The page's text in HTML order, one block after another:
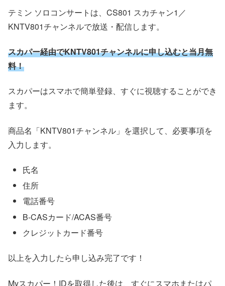
テミン ソロコンサートは、CS801 スカチャン1／
KNTV801チャンネルで放送・配信します。
スカパー経由でKNTV801チャンネルに申し込むと当月無
料！
スカパーはスマホで簡単登録、すぐに視聴することができ
ます。
商品名「KNTV801チャンネル」を選択して、必要事項を
入力します。
氏名
住所
電話番号
B-CASカード/ACAS番号
クレジットカード番号
以上を入力したら申し込み完了です！
Myスカパー！IDを取得した後は、すぐにスマホまたはパ